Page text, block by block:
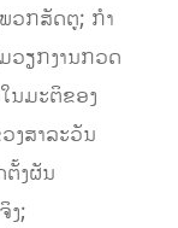
ວກສັດຕູ; ກໍາ
ວຽກງານກວດ
ນມະຕິຂອງ
ງສາລະວັນ
ຕັ້ງຜັນ
ງ;